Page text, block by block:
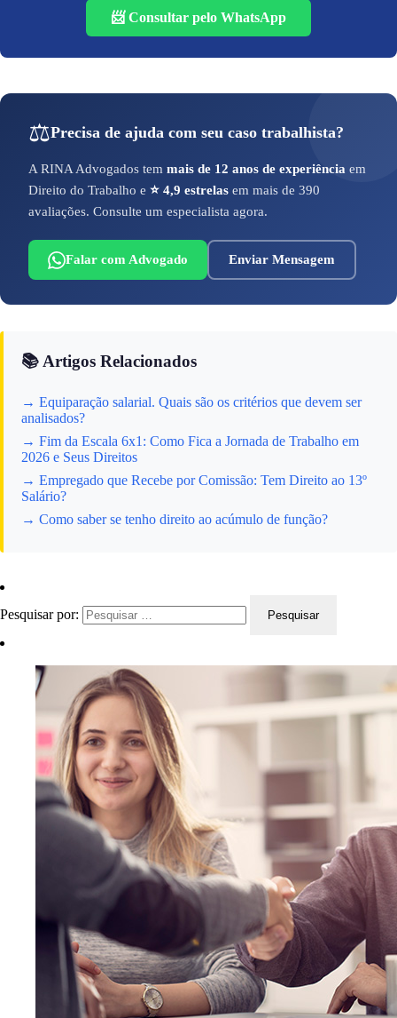
📨 Consultar pelo WhatsApp
⚖️Precisa de ajuda com seu caso trabalhista?
A RINA Advogados tem mais de 12 anos de experiência em
Direito do Trabalho e ⭐ 4,9 estrelas em mais de 390
avaliações. Consulte um especialista agora.
Falar com Advogado Enviar Mensagem
📚 Artigos Relacionados
→ Equiparação salarial. Quais são os critérios que devem ser
analisados?
→ Fim da Escala 6x1: Como Fica a Jornada de Trabalho em
2026 e Seus Direitos
→ Empregado que Recebe por Comissão: Tem Direito ao 13º
Salário?
→ Como saber se tenho direito ao acúmulo de função?
Pesquisar por: